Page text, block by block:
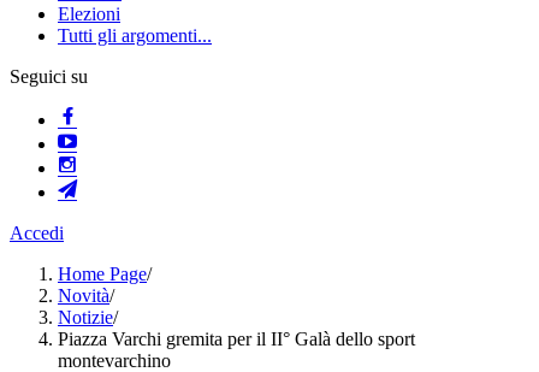
Elezioni
Tutti gli argomenti...
Seguici su
Accedi
Home Page/
Novità/
Notizie/
Piazza Varchi gremita per il II° Galà dello sport
montevarchino